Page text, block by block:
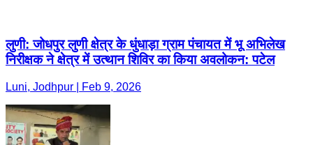
लुणी: जोधपुर लुणी क्षेत्र के धुंधाड़ा ग्राम पंचायत में भू अभिलेख
निरीक्षक ने क्षेत्र में उत्थान शिविर का किया अवलोकन: पटेल
Luni, Jodhpur | Feb 9, 2026